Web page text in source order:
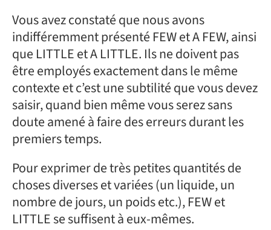
Vous avez constaté que nous avons
indifféremment présenté FEW et A FEW, ainsi
que LITTLE et A LITTLE. Ils ne doivent pas
être employés exactement dans le même
contexte et c’est une subtilité que vous devez
saisir, quand bien même vous serez sans
doute amené à faire des erreurs durant les
premiers temps.
Pour exprimer de très petites quantités de
choses diverses et variées (un liquide, un
nombre de jours, un poids etc.), FEW et
LITTLE se suffisent à eux-mêmes.